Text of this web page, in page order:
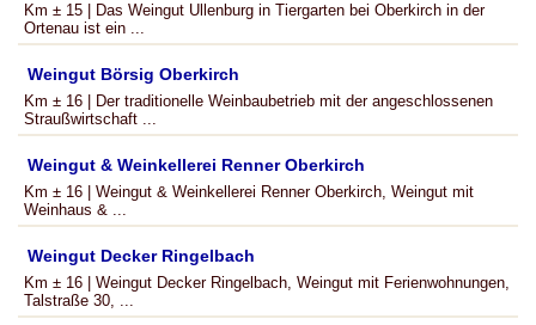
Km ± 15 | Das Weingut Ullenburg in Tiergarten bei Oberkirch in der
Ortenau ist ein ...
Weingut Börsig Oberkirch
Km ± 16 | Der traditionelle Weinbaubetrieb mit der angeschlossenen
Straußwirtschaft ...
Weingut & Weinkellerei Renner Oberkirch
Km ± 16 | Weingut & Weinkellerei Renner Oberkirch, Weingut mit
Weinhaus & ...
Weingut Decker Ringelbach
Km ± 16 | Weingut Decker Ringelbach, Weingut mit Ferienwohnungen,
Talstraße 30, ...